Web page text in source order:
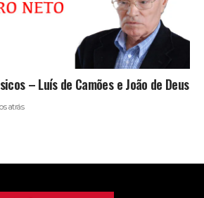
– Luís de Camões e João de Deus
atrás